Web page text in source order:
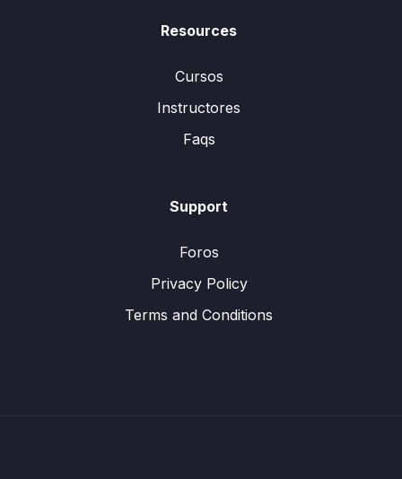
Resources
Cursos
Instructores
Faqs
Support
Foros
Privacy Policy
Terms and Conditions